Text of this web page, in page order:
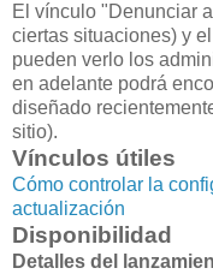
El vínculo "Denunciar
ciertas situaciones) y
pueden verlo los
en adelante podrá
diseñado
sitio).
Vínculos útiles
Cómo controlar la
actualización
Disponibilidad
Detalles del